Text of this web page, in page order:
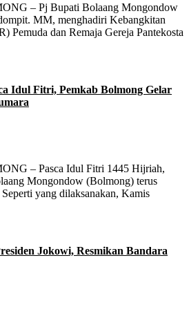
– Pj Bupati Bolaang Mongondow
MM, menghadiri Kebangkitan
Pemuda dan Remaja Gereja Pantekosta
Idul Fitri, Pemkab Bolmong Gelar
– Pasca Idul Fitri 1445 Hijriah,
Mongondow (Bolmong) terus
yang dilaksanakan, Kamis
Jokowi, Resmikan Bandara